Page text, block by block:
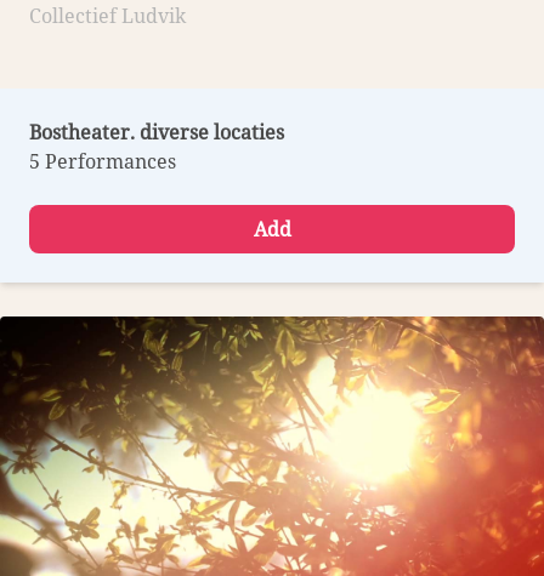
Collectief Ludvik
Bostheater. diverse locaties
5 Performances
Add